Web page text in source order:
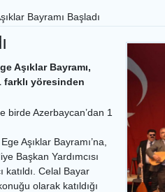
Bayramı Başladı
Aşıklar Bayramı,
farklı yöresinden
birde Azerbaycan’dan 1
Aşıklar Bayramı’na,
Başkan Yardımcısı
Celal Bayar
olarak katıldığı